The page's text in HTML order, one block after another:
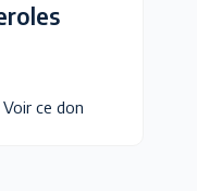
Voir ce don